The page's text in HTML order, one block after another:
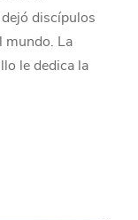
discípulos
mundo. La
le dedica la